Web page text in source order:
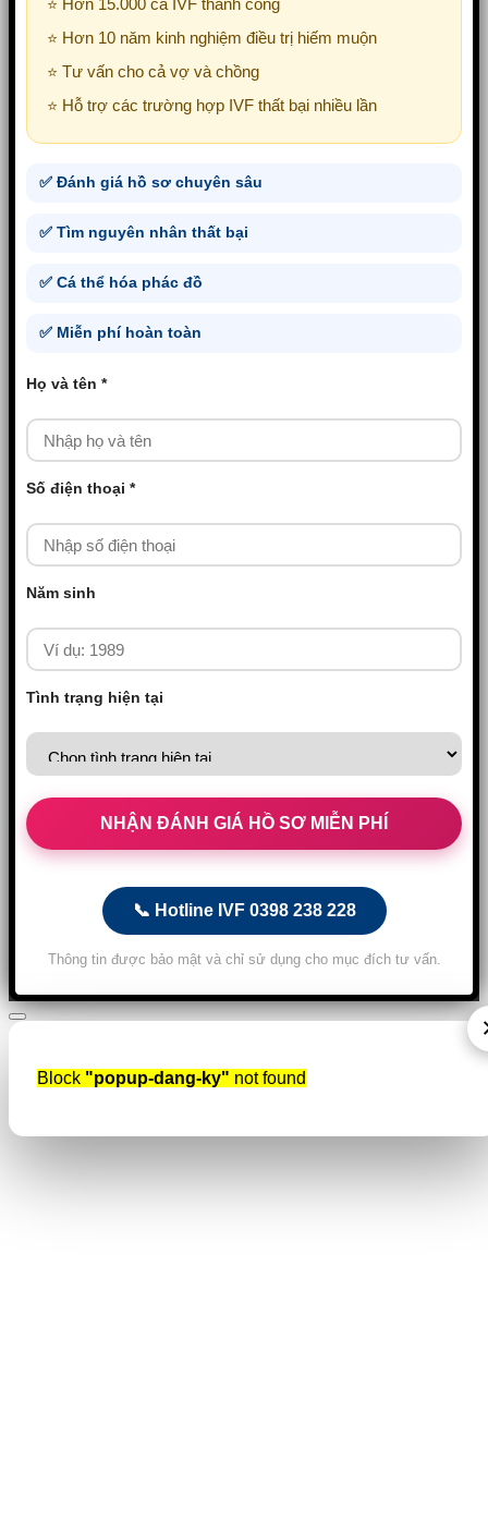
⭐ Hơn 15.000 ca IVF thành công
⭐ Hơn 10 năm kinh nghiệm điều trị hiếm muộn
⭐ Tư vấn cho cả vợ và chồng
⭐ Hỗ trợ các trường hợp IVF thất bại nhiều lần
✅ Đánh giá hồ sơ chuyên sâu
✅ Tìm nguyên nhân thất bại
✅ Cá thể hóa phác đồ
✅ Miễn phí hoàn toàn
Họ và tên *
Số điện thoại *
Năm sinh
Tình trạng hiện tại
📞 Hotline IVF 0398 238 228
Thông tin được bảo mật và chỉ sử dụng cho mục đích tư vấn.
Block "popup-dang-ky" not found